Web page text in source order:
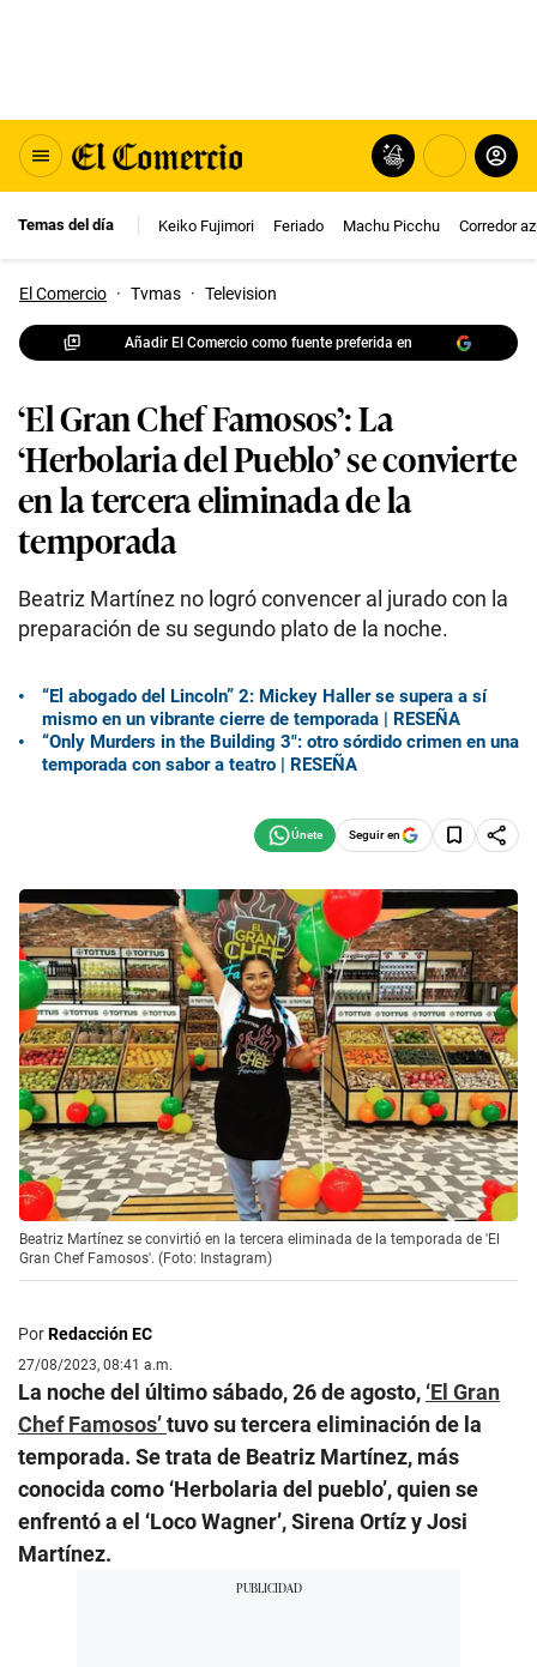
Temas del día Keiko Fujimori Feriado Machu Picchu Corredor
El Comercio · Tvmas · Television
Añadir El Comercio como fuente preferida en
‘El Gran Chef Famosos’: La
‘Herbolaria del Pueblo’ se convierte
en la tercera eliminada de la
temporada
Beatriz Martínez no logró convencer al jurado con la
preparación de su segundo plato de la noche.
“El abogado del Lincoln” 2: Mickey Haller se supera a sí
mismo en un vibrante cierre de temporada | RESEÑA
“Only Murders in the Building 3″: otro sórdido crimen en una
temporada con sabor a teatro | RESEÑA
Seguir en
Beatriz Martínez se convirtió en la tercera eliminada de la temporada de 'El
Gran Chef Famosos'. (Foto: Instagram)
PorRedacción EC
27/08/2023, 08:41 a.m.
La noche del último sábado, 26 de agosto, ‘El Gran
Chef Famosos’tuvo su tercera eliminación de la
temporada. Se trata de Beatriz Martínez, más
conocida como ‘Herbolaria del pueblo’, quien se
enfrentó a el ‘Loco Wagner’, Sirena Ortíz y Josi
Martínez.